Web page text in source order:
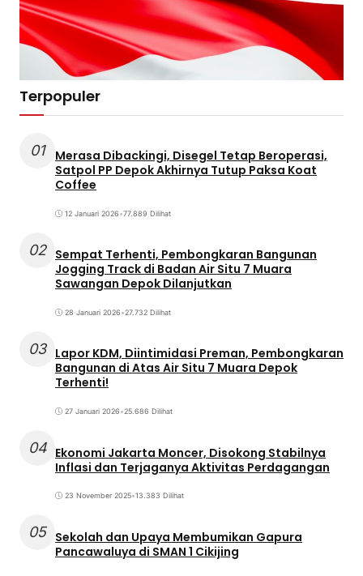
Terpopuler
01
Merasa Dibackingi, Disegel Tetap Beroperasi,
Satpol PP Depok Akhirnya Tutup Paksa Koat
Coffee
12 Januari 2026•77.889 Dilihat
02 Sempat Terhenti, Pembongkaran Bangunan
Jogging Track di Badan Air Situ 7 Muara
Sawangan Depok Dilanjutkan
28 Januari 2026•27.732 Dilihat
03 Lapor KDM, Diintimidasi Preman, Pembongkaran
Bangunan di Atas Air Situ 7 Muara Depok
Terhenti!
27 Januari 2026•25.686 Dilihat
04 Ekonomi Jakarta Moncer, Disokong Stabilnya
Inflasi dan Terjaganya Aktivitas Perdagangan
23 November 2025•13.383 Dilihat
05 Sekolah dan Upaya Membumikan Gapura
Pancawaluya di SMAN 1 Cikijing